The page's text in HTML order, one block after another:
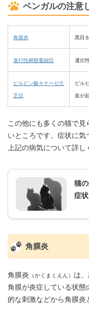
ベンガルの注意
角膜炎 黒目
進行性網膜萎縮症 遺伝
ピルビン酸キナーゼ欠
乏症
ピル
血が
この他にも多くの猫で
いところです。症状に気
上記の病気について詳し
猫
症
角膜炎
角膜炎 （かくまくえん） は
角膜が炎症している状態
的な刺激などから角膜炎